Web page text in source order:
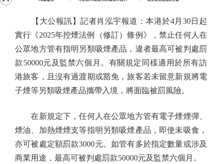
【大公報訊】記者肖泓宇報道：本港於4月30日起
實行《2025年控煙法例（修訂）條例》，禁止任何人在
公眾地方管有指明另類吸煙產品，違者最高可被判處罰
款50000元及監禁六個月。有關規定同樣適用於所有訪
港旅客，且沒有過渡期或豁免，旅客若未留意新規將電
子煙等另類吸煙產品攜帶入境，將面臨被罰風險。
在新規定下，任何人在公眾地方管有電子煙煙彈、
煙油、加熱煙煙支等指明另類吸煙產品，即使未吸食，
亦可被處定額罰款3000元。如管有多於指定數量或涉及
商業用途，最高可被判處罰款50000元及監禁六個月。